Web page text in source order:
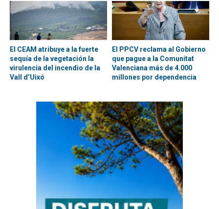
El CEAM atribuye a la fuerte
sequía de la vegetación la
virulencia del incendio de la
Vall d’Uixó
El PPCV reclama al Gobierno
que pague a la Comunitat
Valenciana más de 4.000
millones por dependencia